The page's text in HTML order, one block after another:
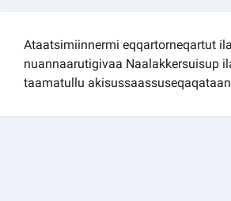
Ataatsimiinnermi eqqartorneqartut
nuannaarutigivaa Naalakkersuisup
taamatullu